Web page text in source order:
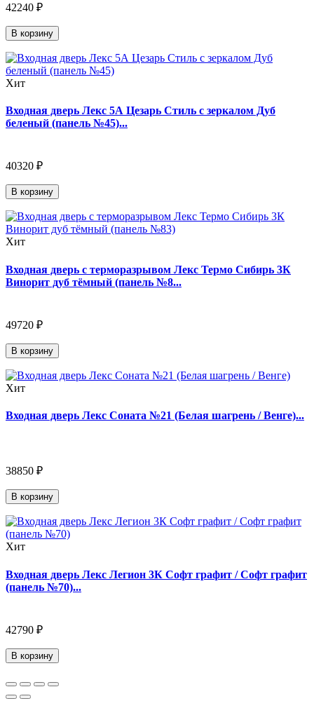
42240 ₽
В корзину
Хит
Входная дверь Лекс 5А Цезарь Стиль с зеркалом Дуб
беленый (панель №45)...
40320 ₽
В корзину
Хит
Входная дверь с терморазрывом Лекс Термо Сибирь 3К
Винорит дуб тёмный (панель №8...
49720 ₽
В корзину
Хит
Входная дверь Лекс Соната №21 (Белая шагрень / Венге)...
38850 ₽
В корзину
Хит
Входная дверь Лекс Легион 3К Софт графит / Софт графит
(панель №70)...
42790 ₽
В корзину